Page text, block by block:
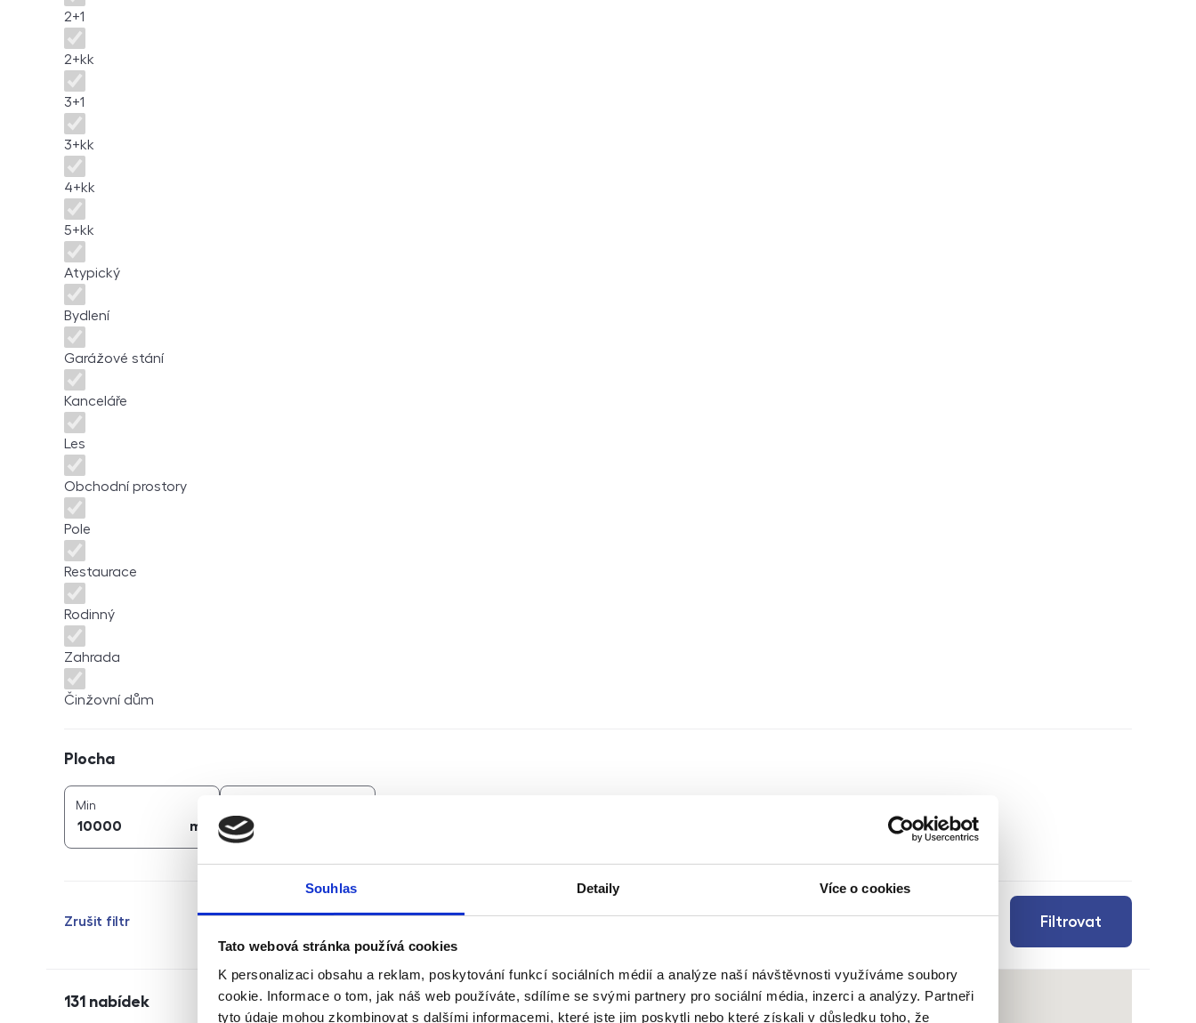
Souhlas Detaily Více o cookies
Tato webová stránka používá cookies
K personalizaci obsahu a reklam, poskytování funkcí sociálních médií a analýze naší návštěvnosti využíváme soubory
cookie. Informace o tom, jak náš web používáte, sdílíme se svými partnery pro sociální média, inzerci a analýzy. Partneři
tyto údaje mohou zkombinovat s dalšími informacemi, které jste jim poskytli nebo které získali v důsledku toho, že
2+1
2+kk
3+1
3+kk
4+kk
5+kk
Atypický
Bydlení
Garážové stání
Kanceláře
Les
Obchodní prostory
Pole
Restaurace
Rodinný
Zahrada
Činžovní dům
Plocha
Min
m
Filtrovat
Zrušit filtr
131 nabídek Řazení
Měna